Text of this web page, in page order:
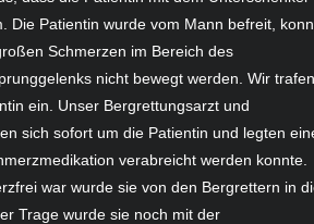
Die Patientin wurde vom Mann befreit,
Schmerzen im Bereich des
nicht bewegt werden. Wir trafen
ein. Unser Bergrettungsarzt und
sich sofort um die Patientin und legten
verabreicht werden konnte.
war wurde sie von den Bergrettern in
Trage wurde sie noch mit der